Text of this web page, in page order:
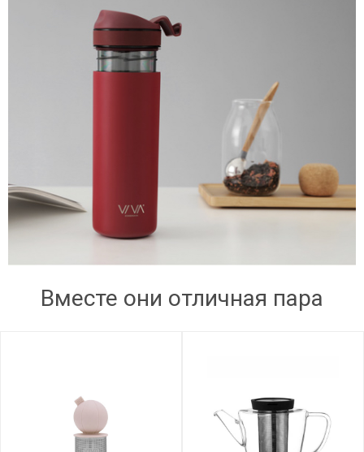
Вместе они отличная пара